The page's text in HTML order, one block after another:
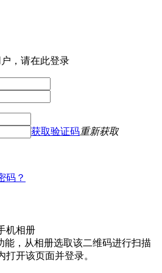
，请在此登录
获取验证码重新获取
码？
机相册
能，从相册选取该二维码进行扫描
开该页面并登录。